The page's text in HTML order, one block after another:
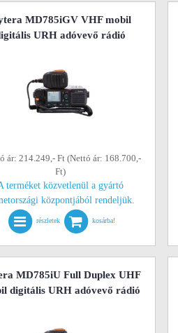
MD785iGV VHF mobil
URH adóvevő rádió
ár: 214.249,- Ft (Nettó ár: 168.700,-
Ft)
terméket közvetlenül a gyártó
központjából rendeljük.
részletek kosárba!
MD785iU Full Duplex UHF
digitális URH adóvevő rádió